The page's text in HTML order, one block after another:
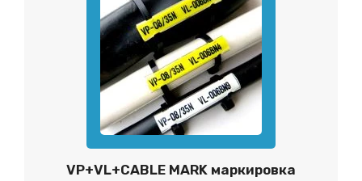
VP+VL+CABLE MARK маркировка